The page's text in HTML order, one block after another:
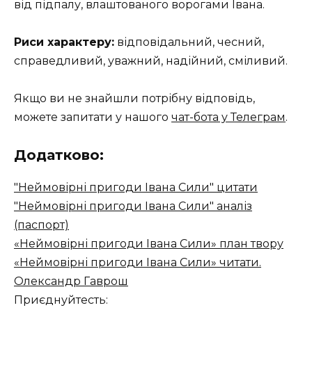
від підпалу, влаштованого ворогами Івана.
Риси характеру: відповідальний, чесний,
справедливий, уважний, надійний, сміливий.
Якщо ви не знайшли потрібну відповідь,
можете запитати у нашого чат-бота у Телеграм.
Додатково:
"Неймовірні пригоди Івана Сили" цитати
"Неймовірні пригоди Івана Сили" аналіз
(паспорт)
«Неймовірні пригоди Івана Сили» план твору
«Неймовірні пригоди Івана Сили» читати.
Олександр Гаврош
Приєднуйтесть: